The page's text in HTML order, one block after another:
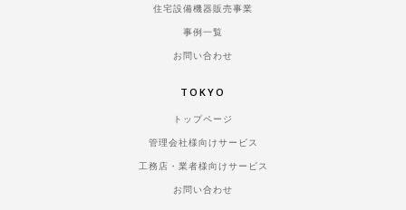
住宅設備機器販売事業
事例一覧
お問い合わせ
TOKYO
トップページ
管理会社様向けサービス
工務店・業者様向けサービス
お問い合わせ